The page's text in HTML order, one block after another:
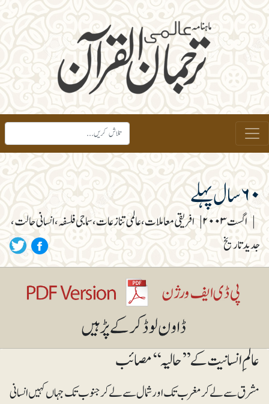
۶۰ سال پہلے
اگست ۲۰۰۳ | افریقی معاملات، عالمی تنازعات، سماجی فلسفہ، انسانی حالت،
جدید تاریخ
عالمِ انسانیت کے ’’حالیہ‘‘مصائب
مشرق سے لے کر مغرب تک اور شمال سے لے کر جنوب تک جہاں کہیں انسانی